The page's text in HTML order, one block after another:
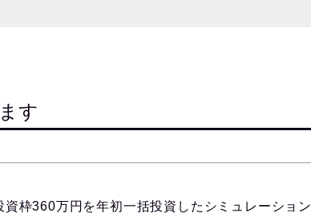
す
枠360万円を年初一括投資したシミュレーション